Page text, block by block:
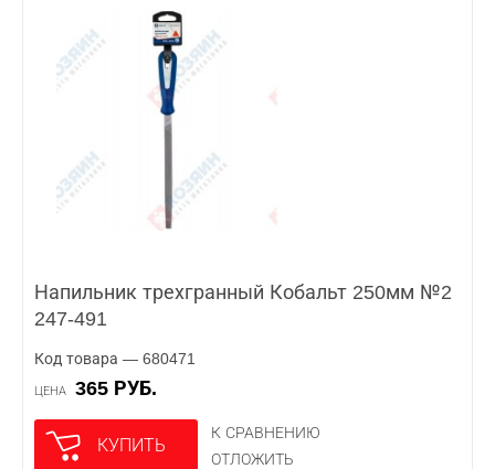
Напильник трехгранный Кобальт 250мм №2
247-491
Код товара — 680471
ЦЕНА 365 РУБ.
КУПИТЬ
К СРАВНЕНИЮ
ОТЛОЖИТЬ